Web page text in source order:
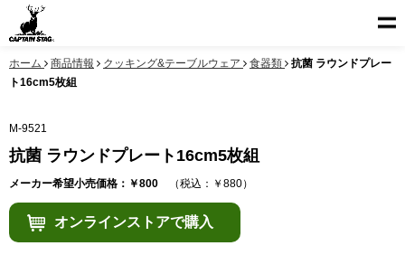
ホーム 商品情報 クッキング&テーブルウェア 食器類
抗菌 ラウンドプレー
ト16cm5枚組
M-9521
抗菌 ラウンドプレート16cm5枚組
メーカー希望小売価格：￥800 （税込：￥880）
オンラインストアで購入